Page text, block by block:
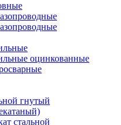
оцинкованные
гнутый
стальной